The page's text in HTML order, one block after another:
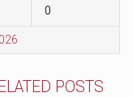
0
POSTS